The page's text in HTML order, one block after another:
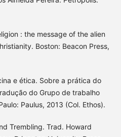
: the message of the alien
Boston: Beacon Press,
e ética. Sobre a prática do
do Grupo de trabalho
Paulus, 2013 (Col. Ethos).
Trembling. Trad. Howard